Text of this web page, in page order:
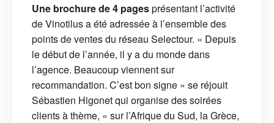
Une brochure de 4 pagesprésentant l’activité
de Vinotilus a été adressée à l’ensemble des
points de ventes du réseau Selectour. « Depuis
le début de l’année, il y a du monde dans
l’agence. Beaucoup viennent sur
recommandation. C’est bon signe » se réjouit
Sébastien Higonet qui organise des soirées
clients à thème, « sur l’Afrique du Sud, la Grèce,